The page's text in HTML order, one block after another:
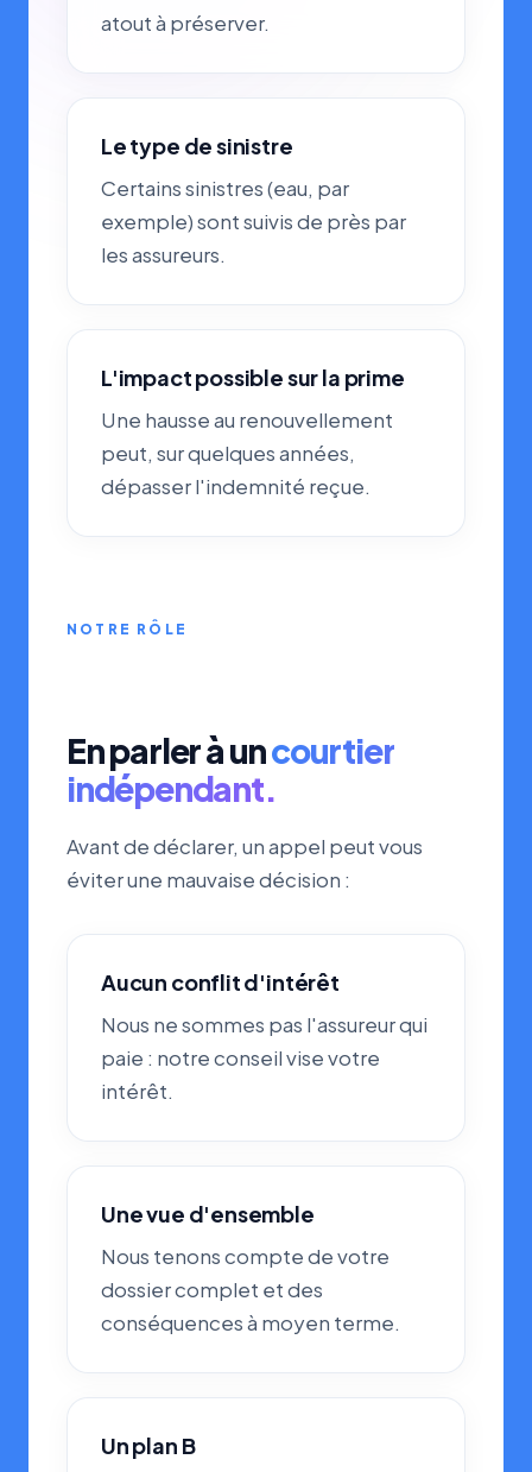
atout à préserver.
Le type de sinistre
Certains sinistres (eau, par
exemple) sont suivis de près par
les assureurs.
L'impact possible sur la prime
Une hausse au renouvellement
peut, sur quelques années,
dépasser l'indemnité reçue.
NOTRE RÔLE
En parler à uncourtier
indépendant.
Avant de déclarer, un appel peut vous
éviter une mauvaise décision :
Aucun conflit d'intérêt
Nous ne sommes pas l'assureur qui
paie : notre conseil vise votre
intérêt.
Une vue d'ensemble
Nous tenons compte de votre
dossier complet et des
conséquences à moyen terme.
Un plan B